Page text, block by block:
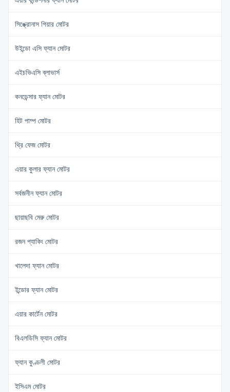
সিঙ্ক্রোনাস গিয়ার মোটর
উইন্ডো এসি ফ্যান মোটর
এইচভিএসি ব্লাভার্স
কনডেন্সার ফ্যান মোটর
হিট পাম্প মোটর
থ্রি ফেজ মোটর
এয়ার কুলার ফ্যান মোটর
সর্বজনীন ফ্যান মোটর
ছায়াছবি মেরু মোটর
রজন প্যাকিং মোটর
খালেদা ফ্যান মোটর
ইন্ডোর ফ্যান মোটর
এয়ার কার্টেন মোটর
বিএলডিসি ফ্যান মোটর
ফ্যান কুণ্ডলী মোটর
ইসিএম মোটর